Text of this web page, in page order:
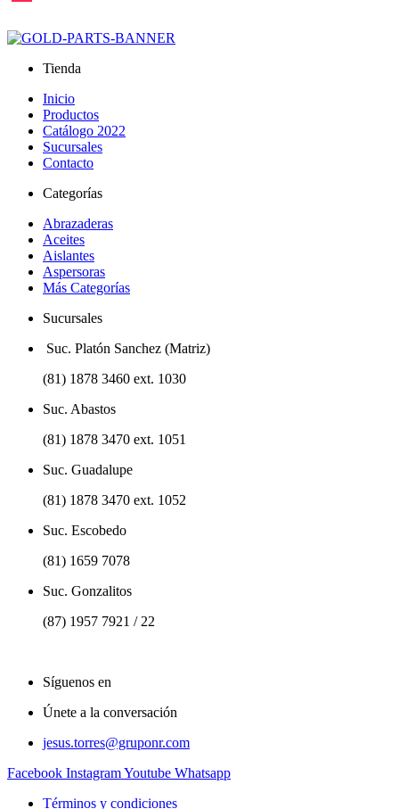
Tienda
Inicio
Productos
Catálogo 2022
Sucursales
Contacto
Categorías
Abrazaderas
Aceites
Aislantes
Aspersoras
Más Categorías
Sucursales
Suc. Platón Sanchez (Matriz)
(81) 1878 3460 ext. 1030
Suc. Abastos
(81) 1878 3470 ext. 1051
Suc. Guadalupe
(81) 1878 3470 ext. 1052
Suc. Escobedo
(81) 1659 7078
Suc. Gonzalitos
(87) 1957 7921 / 22
Síguenos en
Únete a la conversación
jesus.torres@gruponr.com
Facebook InstagramYoutube Whatsapp
Términos y condiciones